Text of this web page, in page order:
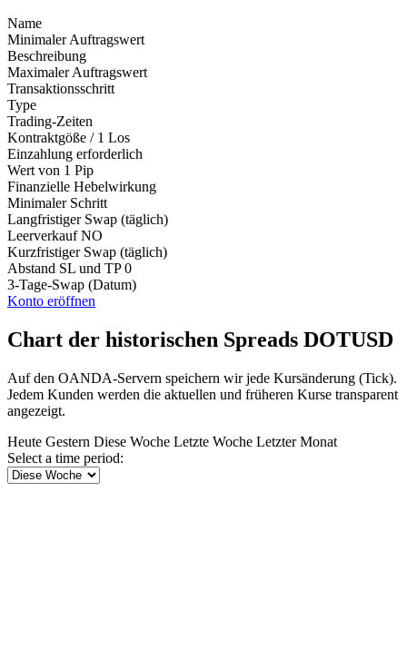
Name
Minimaler Auftragswert
Beschreibung
Maximaler Auftragswert
Transaktionsschritt
Type
Trading-Zeiten
Kontraktgöße / 1 Los
Einzahlung erforderlich
Wert von 1 Pip
Finanzielle Hebelwirkung
Minimaler Schritt
Langfristiger Swap (täglich)
Leerverkauf NO
Kurzfristiger Swap (täglich)
Abstand SL und TP 0
3-Tage-Swap (Datum)
Konto eröffnen
Chart der historischen Spreads DOTUSD
Auf den OANDA-Servern speichern wir jede Kursänderung (Tick).
Jedem Kunden werden die aktuellen und früheren Kurse transparent
angezeigt.
Heute Gestern Diese Woche Letzte Woche Letzter Monat
Select a time period: